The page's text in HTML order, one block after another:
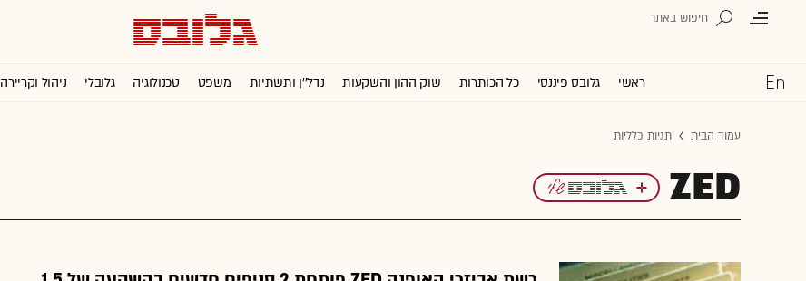
ראשי גלובס פיננסי כל הכותרות שוק ההון והשקעות נדל''ן ותשתיות משפט טכנולוגיה גלובלי ניהול וקריירה
עמוד הבית תגיות כלליות
ZED